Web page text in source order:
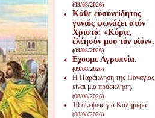
(09/08/2026)
Κάθε εὐσυνείδητος
γονιός φωνάζει στόν
Χριστό: «Κύριε,
ἐλέησόν μου τόν υἱόν».
(09/08/2026)
Εχουμε Αγρυπνία.
(09/08/2026)
Η Παράκληση της Παναγίας
είναι μια πρόσκληση.
(08/08/2026)
10 σκέψεις για Καλημέρα.
(08/08/2026)